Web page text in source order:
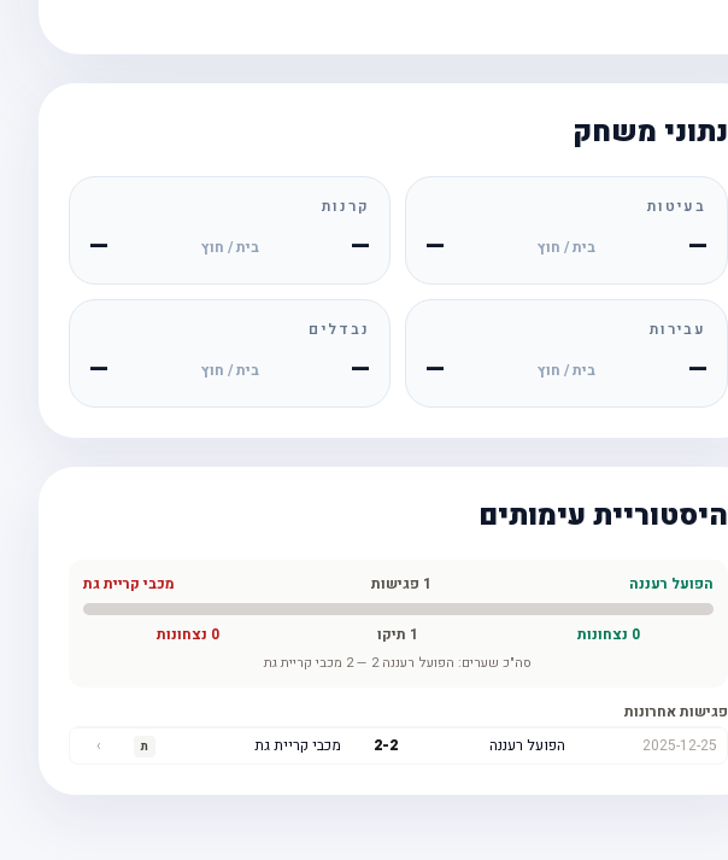
נתוני משחק
בעיטות
— בית / חוץ —
קרנות
— בית / חוץ —
עבירות
— בית / חוץ —
נבדלים
— בית / חוץ —
היסטוריית עימותים
הפועל רעננה 1 פגישות מכבי קריית גת
0 נצחונות 1 תיקו 0 נצחונות
סה"כ שערים: הפועל רעננה 2
—
2 מכבי קריית גת
פגישות אחרונות
2025-12-25
הפועל רעננה 2-2 מכבי קריית גת ת ›